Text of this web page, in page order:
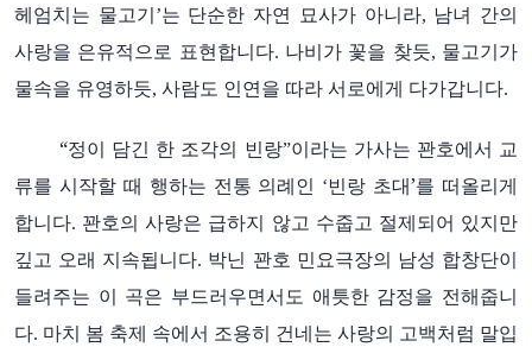
헤엄치는 물고기’는 단순한 자연 묘사가 아니라, 남녀 간의
사랑을 은유적으로 표현합니다. 나비가 꽃을 찾듯, 물고기가
물속을 유영하듯, 사람도 인연을 따라서로에게 다가갑니다.
“정이 담긴 한 조각의 빈랑”이라는 가사는 꽌호에서 교
류를 시작할 때 행하는 전통 의례인 ‘빈랑 초대’를 떠올리게
합니다. 꽌호의 사랑은 급하지 않고 수줍고 절제되어 있지만
깊고 오래 지속됩니다. 박닌 꽌호 민요극장의 남성 합창단이
들려주는 이 곡은 부드러우면서도 애틋한 감정을 전해줍니
다. 마치 봄 축제 속에서 조용히 건네는 사랑의 고백처럼 말입